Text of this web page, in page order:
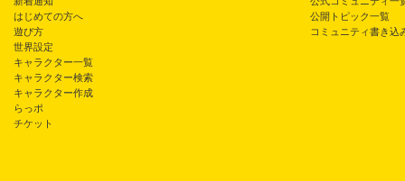
はじめての方へ
遊び方
世界設定
キャラクター一覧
キャラクター検索
キャラクター作成
らっポ
チケット
公開トピック一覧
コミュニティ書き込